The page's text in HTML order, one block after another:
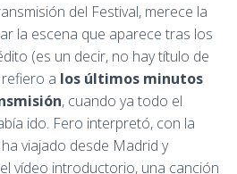
del Festival, merece la
la escena que aparece tras los
(es un decir, no hay título de
a los últimos minutos
, cuando ya todo el
ido. Fero interpretó, con la
viajado desde Madrid y
vídeo introductorio, una canción